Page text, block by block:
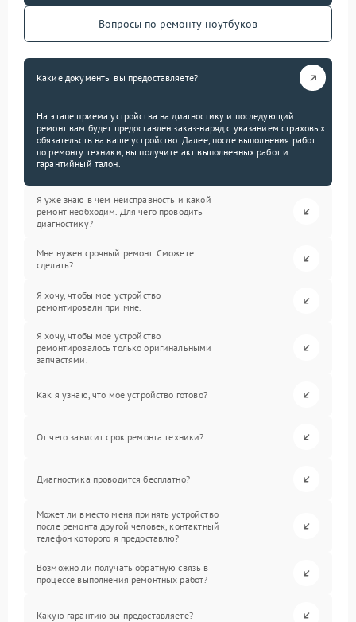
Вопросы по ремонту ноутбуков
Какие документы вы предоставляете?
На этапе приема устройства на диагностику и последующий
ремонт вам будет предоставлен заказ-наряд с указанием страховых
обязательств на ваше устройство. Далее, после выполнения работ
по ремонту техники, вы получите акт выполненных работ и
гарантийный талон.
Я уже знаю в чем неисправность и какой
ремонт необходим. Для чего проводить
диагностику?
Мне нужен срочный ремонт. Сможете
сделать?
Я хочу, чтобы мое устройство
ремонтировали при мне.
Я хочу, чтобы мое устройство
ремонтировалось только оригинальными
запчастями.
Как я узнаю, что мое устройство готово?
От чего зависит срок ремонта техники?
Диагностика проводится бесплатно?
Может ли вместо меня принять устройство
после ремонта другой человек, контактный
телефон которого я предоставлю?
Возможно ли получать обратную связь в
процессе выполнения ремонтных работ?
Какую гарантию вы предоставляете?